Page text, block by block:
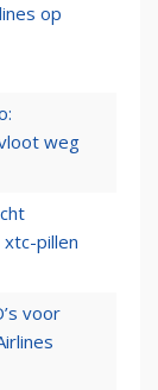
op
weg
pillen
voor